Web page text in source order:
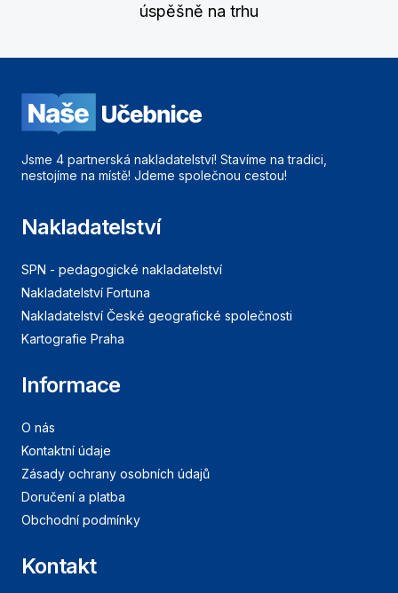
úspěšně na trhu
Jsme 4 partnerská nakladatelství! Stavíme na tradici,
nestojíme na místě! Jdeme společnou cestou!
Nakladatelství
SPN - pedagogické nakladatelství
Nakladatelství Fortuna
Nakladatelství České geografické společnosti
Kartografie Praha
Informace
O nás
Kontaktní údaje
Zásady ochrany osobních údajů
Doručení a platba
Obchodní podmínky
Kontakt